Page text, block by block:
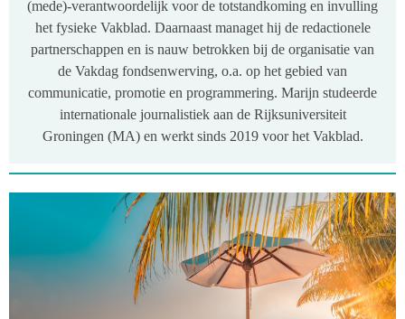
(mede)-verantwoordelijk voor de totstandkoming en invulling
het fysieke Vakblad. Daarnaast managet hij de redactionele
partnerschappen en is nauw betrokken bij de organisatie van
de Vakdag fondsenwerving, o.a. op het gebied van
communicatie, promotie en programmering. Marijn studeerde
internationale journalistiek aan de Rijksuniversiteit
Groningen (MA) en werkt sinds 2019 voor het Vakblad.